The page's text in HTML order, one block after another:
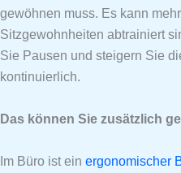
gewöhnen muss. Es kann
Sitzgewohnheiten abtrainiert
Sie Pausen und steigern Sie
kontinuierlich.
Das können Sie zusätzlich
Im Büro ist ein ergonomischer